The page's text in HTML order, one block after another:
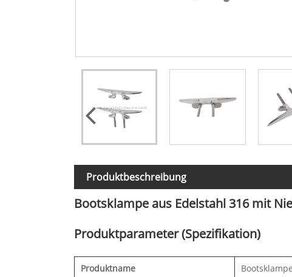
Produktbeschreibung
Bootsklampe aus Edelstahl 316 mit
Produktparameter (Spezifikation)
Produktname